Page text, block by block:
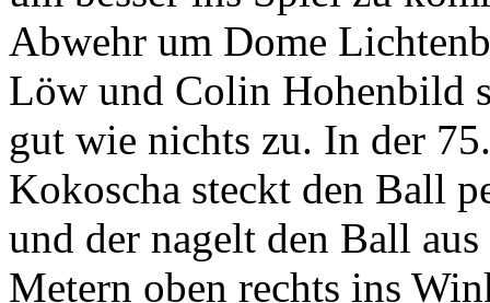
Abwehr um Dome
Löw und Colin Hohenbild
gut wie nichts zu. In der
Kokoscha steckt den Ball
und der nagelt den Ball
Metern oben rechts ins